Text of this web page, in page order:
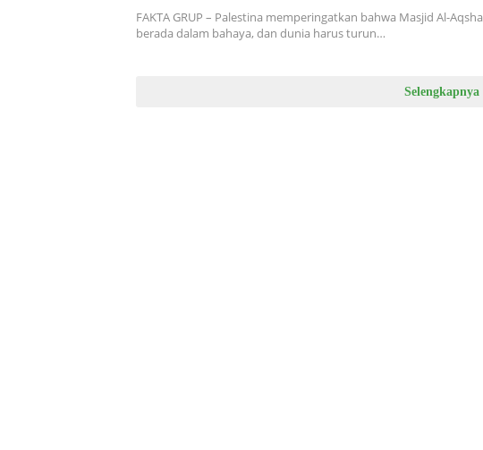
FAKTA GRUP – Palestina memperingatkan bahwa Masjid Al-Aqsha
berada dalam bahaya, dan dunia harus turun…
Selengkapnya